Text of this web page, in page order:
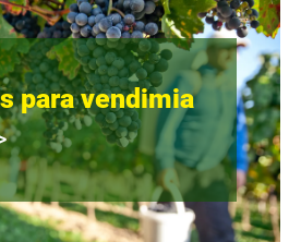
para vendimia